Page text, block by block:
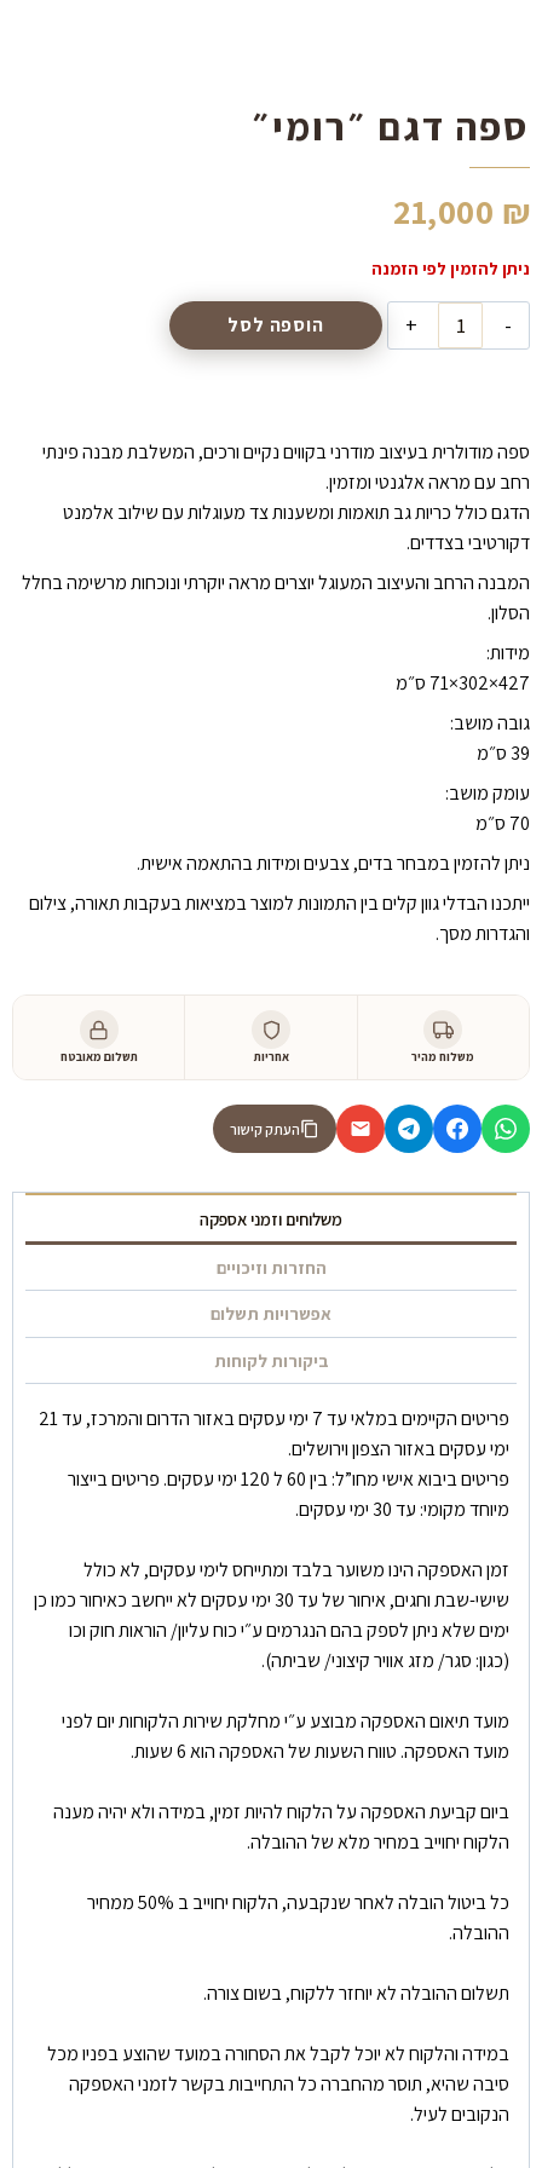
לאפס
את
cached
ספה דגם ״רומי״
21,000 ₪
ספה מודולרית בעיצוב מודרני בקווים נקיים ורכים, המשלבת מבנה פינתי
רחב עם מראה אלגנטי ומזמין.
הדגם כולל כריות גב תואמות ומשענות צד מעוגלות עם שילוב אלמנט
דקורטיבי בצדדים.
המבנה הרחב והעיצוב המעוגל יוצרים מראה יוקרתי ונוכחות מרשימה בחלל
הסלון.
מידות:
427×302×71 ס״מ
גובה מושב:
39 ס״מ
עומק מושב:
70 ס״מ
ניתן להזמין במבחר בדים, צבעים ומידות בהתאמה אישית.
ייתכנו הבדלי גוון קלים בין התמונות למוצר במציאות בעקבות תאורה, צילום
והגדרות מסך.
כמות
של
הוספה לסל
משלוח מהיר אחריות תשלום מאובטח
העתק קישור
משלוחים וזמני אספקה
החזרות וזיכויים
אפשרויות תשלום
ביקורות לקוחות
פריטים הקיימים במלאי עד 7 ימי עסקים באזור הדרום והמרכז, עד 21
ימי עסקים באזור הצפון וירושלים.
פריטים ביבוא אישי מחו”ל: בין 60 ל 120 ימי עסקים. פריטים בייצור
מיוחד מקומי: עד 30 ימי עסקים.
זמן האספקה הינו משוער בלבד ומתייחס לימי עסקים, לא כולל
שישי-שבת וחגים, איחור של עד 30 ימי עסקים לא ייחשב כאיחור כמו כן
ימים שלא ניתן לספק בהם הנגרמים ע״י כוח עליון/ הוראות חוק וכו
(כגון: סגר/ מזג אוויר קיצוני/ שביתה).
מועד תיאום האספקה מבוצע ע״י מחלקת שירות הלקוחות יום לפני
מועד האספקה. טווח השעות של האספקה הוא 6 שעות.
ביום קביעת האספקה על הלקוח להיות זמין, במידה ולא יהיה מענה
הלקוח יחוייב במחיר מלא של ההובלה.
כל ביטול הובלה לאחר שנקבעה, הלקוח יחוייב ב 50% ממחיר
ההובלה.
תשלום ההובלה לא יוחזר ללקוח, בשום צורה.
במידה והלקוח לא יוכל לקבל את הסחורה במועד שהוצע בפניו מכל
סיבה שהיא, תוסר מהחברה כל התחייבות בקשר לזמני האספקה
הנקובים לעיל.